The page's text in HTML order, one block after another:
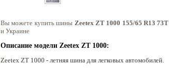
Вы можете купить шины Zeetex ZT 1000 155/65 R13 73T
и Украине
Описание модели Zeetex ZT 1000:
Zeetex ZT 1000 - летняя шина для легковых автомобилей.